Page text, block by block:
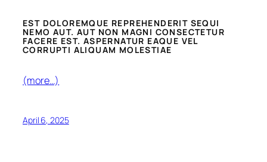
EST DOLOREMQUE REPREHENDERIT SEQUI
NEMO AUT. AUT NON MAGNI CONSECTETUR
FACERE EST. ASPERNATUR EAQUE VEL
CORRUPTI ALIQUAM MOLESTIAE
(more…)
April 6, 2025